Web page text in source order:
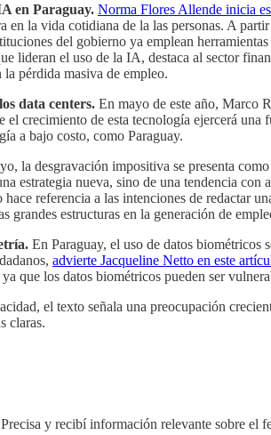
en Paraguay. Norma Flores Allende inicia
en la vida cotidiana de la las personas. A
del gobierno ya emplean
lideran el uso de la IA, destaca al sector
pérdida masiva de empleo.
data centers. En mayo de este año, Marco
crecimiento de esta tecnología ejercerá una
a bajo costo, como Paraguay.
la desgravación impositiva se presenta
estrategia nueva, sino de una tendencia
referencia a las intenciones de redactar
grandes estructuras en la generación de
En Paraguay, el uso de datos biométricos
advierte Jacqueline Netto en este
que los datos biométricos pueden ser
el texto señala una preocupación
claras.
y recibí información relevante sobre el